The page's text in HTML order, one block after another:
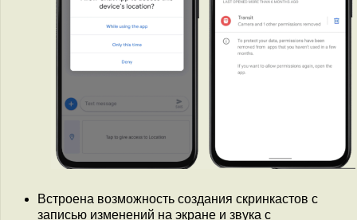
Встроена возможность создания скринкастов с
записью изменений на экране и звука с